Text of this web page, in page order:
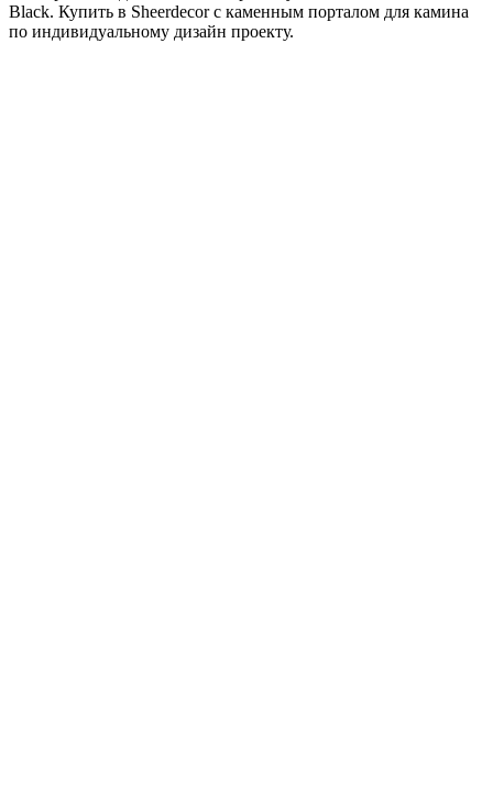
Black. Купить в Sheerdecor с каменным порталом для камина
по индивидуальному дизайн проекту.